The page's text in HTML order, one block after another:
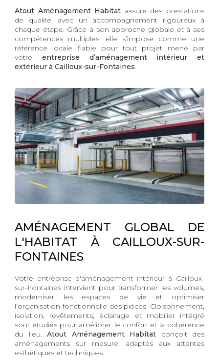
Atout Aménagement Habitat assure des prestations
de qualité, avec un accompagnement rigoureux à
chaque étape. Grâce à son approche globale et à ses
compétences multiples, elle s’impose comme une
référence locale fiable pour tout projet mené par
votre entreprise d’aménagement intérieur et
extérieur à Cailloux-sur-Fontaines.
AMÉNAGEMENT GLOBAL DE
L'HABITAT À CAILLOUX-SUR-
FONTAINES
Votre entreprise d'aménagement intérieur à Cailloux-
sur-Fontaines intervient pour transformer les volumes,
moderniser les espaces de vie et optimiser
l’organisation fonctionnelle des pièces. Cloisonnement,
isolation, revêtements, éclairage et mobilier intégré
sont étudiés pour améliorer le confort et la cohérence
du lieu. Atout Aménagement Habitat conçoit des
aménagements sur mesure, adaptés aux attentes
esthétiques et techniques.